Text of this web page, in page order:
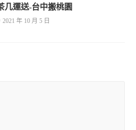
几運送-台中搬桃園
2021 年 10 月 5 日